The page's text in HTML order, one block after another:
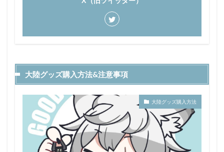
大陸グッズ購入方法&注意事項
大陸グッズ購入方法